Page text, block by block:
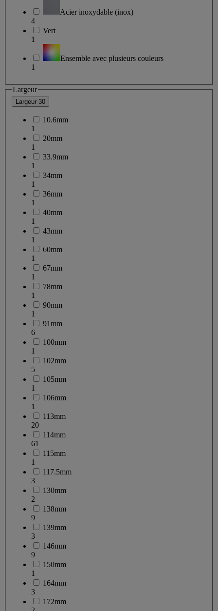
Acier inoxydable (inox)
4
Vert
1
Ensemble avec plusieurs couleurs
1
Largeur
Largeur 30
10.6mm
1
20mm
1
33.9mm
1
34mm
1
36mm
1
40mm
1
43mm
1
60mm
1
67mm
1
78mm
1
90mm
1
91mm
6
100mm
1
102mm
5
105mm
1
106mm
1
113mm
20
114mm
61
115mm
1
117.5mm
3
130mm
2
138mm
9
139mm
3
146mm
9
150mm
1
164mm
3
172mm